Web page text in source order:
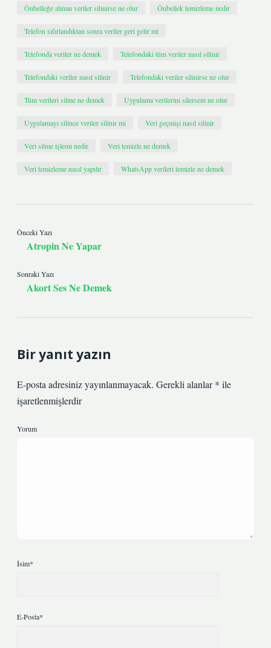
Önbelleğe alınan veriler silinirse ne olur Önbellek temizleme nedir
Telefon sıfırlandıktan sonra veriler geri gelir mi
Telefonda veriler ne demek Telefondaki tüm veriler nasıl silinir
Telefondaki veriler nasıl silinir Telefondaki veriler silinirse ne olur
Tüm verileri silme ne demek Uygulama verilerini silersem ne olur
Uygulamayı silince veriler silinir mi Veri geçmişi nasıl silinir
Veri silme işlemi nedir Veri temizle ne demek
Veri temizleme nasıl yapılır WhatsApp verileri temizle ne demek
Önceki Yazı
Atropin Ne Yapar
Sonraki Yazı
Akort Ses Ne Demek
Bir yanıt yazın
E-posta adresiniz yayınlanmayacak. Gerekli alanlar* ile
işaretlenmişlerdir
Yorum
İsim*
E-Posta*